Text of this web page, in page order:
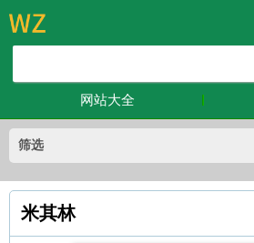
网站大全
筛选
米其林